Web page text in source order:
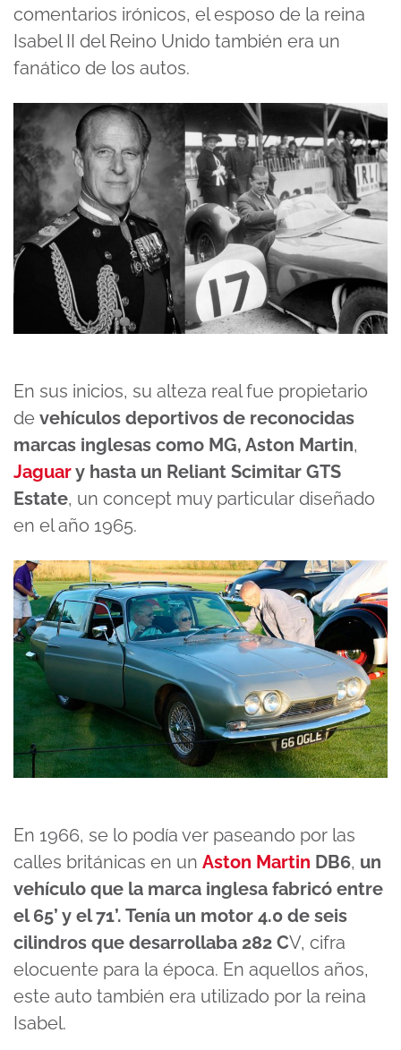
comentarios irónicos, el esposo de la reina
Isabel II del Reino Unido también era un
fanático de los autos.
En sus inicios, su alteza real fue propietario
de vehículos deportivos de reconocidas
marcas inglesas como MG, Aston Martin,
Jaguary hasta un Reliant Scimitar GTS
Estate, un concept muy particular diseñado
en el año 1965.
En 1966, se lo podía ver paseando por las
calles británicas en un Aston Martin DB6, un
vehículo que la marca inglesa fabricó entre
el 65’ y el 71’. Tenía un motor 4.0 de seis
cilindros que desarrollaba 282 CV, cifra
elocuente para la época. En aquellos años,
este auto también era utilizado por la reina
Isabel.